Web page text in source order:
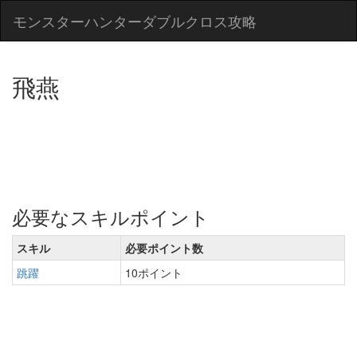
モンスターハンターダブルクロス攻略
飛燕
必要なスキルポイント
スキル
必要ポイント数
跳躍
10ポイント